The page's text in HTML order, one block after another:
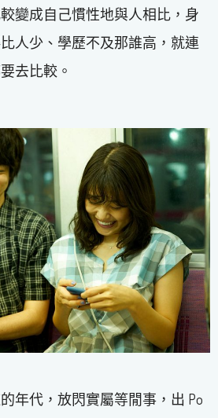
變成自己慣性地與人相比，身
人少、學歷不及那誰高，就連
去比較。
年代，放閃實屬等閒事，出 Po